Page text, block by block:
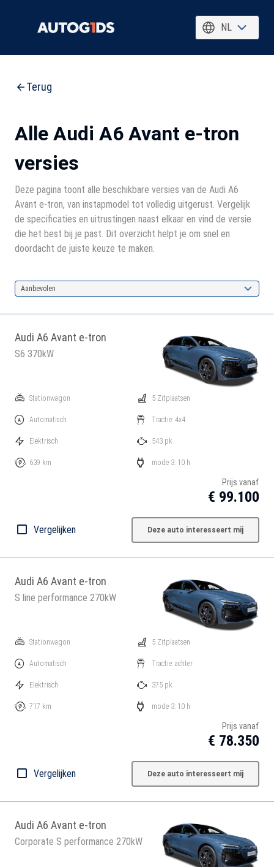
NL
Terug
Alle Audi A6 Avant e-tron
versies
Deze pagina toont alle beschikbare versies van de Audi A6
Avant e-tron, van instapmodel tot volledig uitgerust. Vergelijk
de specificaties en uitrustingen naast elkaar en vind de versie
die het best bij je past. Dit overzicht helpt je om snel en
doordacht de juiste keuze te maken.
Aanbevolen
Audi A6 Avant e-tron
S6 370kW
Stationwagon
Automatisch
Elektrisch
639 km
5 Zitplaatsen
Tractie: 4x4
543 pk
mode 3: 10 h
Prijs vanaf
€ 99.100
Vergelijken Deze auto interesseert mij
Audi A6 Avant e-tron
S line performance 270kW
Stationwagon
Automatisch
Elektrisch
717 km
5 Zitplaatsen
Tractie: achter
375 pk
mode 3: 10 h
Prijs vanaf
€ 78.350
Vergelijken Deze auto interesseert mij
Audi A6 Avant e-tron
Corporate S performance 270kW